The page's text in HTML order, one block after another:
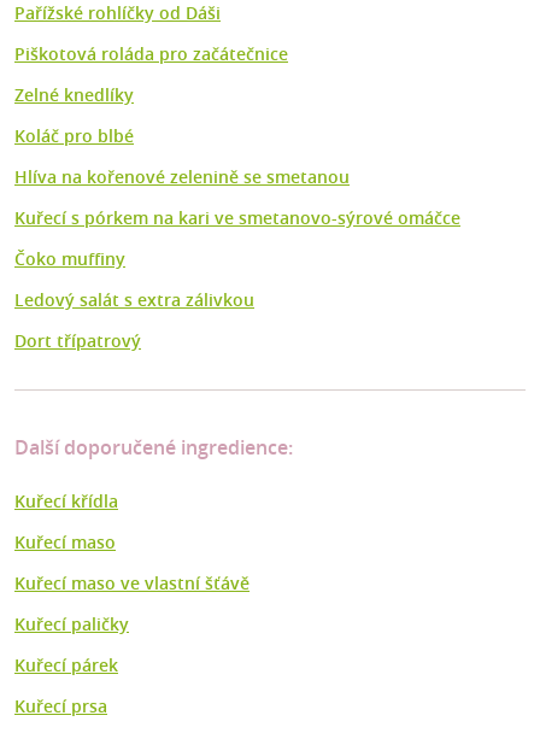
Pařížské rohlíčky od Dáši
Piškotová roláda pro začátečnice
Zelné knedlíky
Koláč pro blbé
Hlíva na kořenové zelenině se smetanou
Kuřecí s pórkem na kari ve smetanovo-sýrové omáčce
Čoko muffiny
Ledový salát s extra zálivkou
Dort třípatrový
Další doporučené ingredience:
Kuřecí křídla
Kuřecí maso
Kuřecí maso ve vlastní šťávě
Kuřecí paličky
Kuřecí párek
Kuřecí prsa